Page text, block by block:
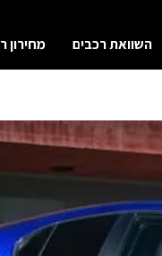
השוואת רכבים מחירון